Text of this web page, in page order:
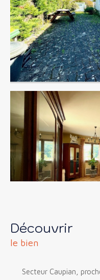
découvrir
le bien
Secteur Caupian,